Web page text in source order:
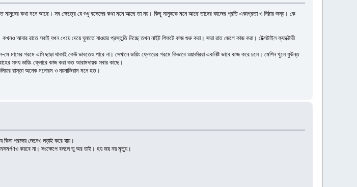
কথা মনে আছে। সব ক্ষেত্রে যে শুধু বসেদের কথা মনে আছে তা নয়। কিছু মানুষকে মনে আছে তাদের কাজের প্রতি একাগ্রতা ও নিষ্ঠার জন্য। কে
আবার রাতে সবাই যখন খেয়ে দেয়ে ঘুমাতে যাওয়ার প্রস্তুতি নিচ্ছে তখন নাইট শিফটে কাজ শুরু করা। সারা রাত জেগে কাজ করা। টেক্সটাইল ফ্যাক্টোরী
গরমে এসি ছাড়া থাকাই কেউ ভাবতেও পারে না। সেখানে ডায়িং ফ্লোরের গরমে কিভাবে ওয়ার্কাররা একনিষ্ট ভাবে কাজ করে চলে। মেশিন খুলে ফুটন্ত
সময় ডায়িং ফ্লোরে কাজ করা কত আরামদায়ক সবার কাছে।
রাস্তা অনেক মনোরম ও নয়নাভিরাম মনে হত।
কিনা পরাজয় জেনেও লড়াই করে যায়।
করবে না। সংক্ষেপে বললে ডু অর ডাই। হয় জয় নয় মৃত্যু।